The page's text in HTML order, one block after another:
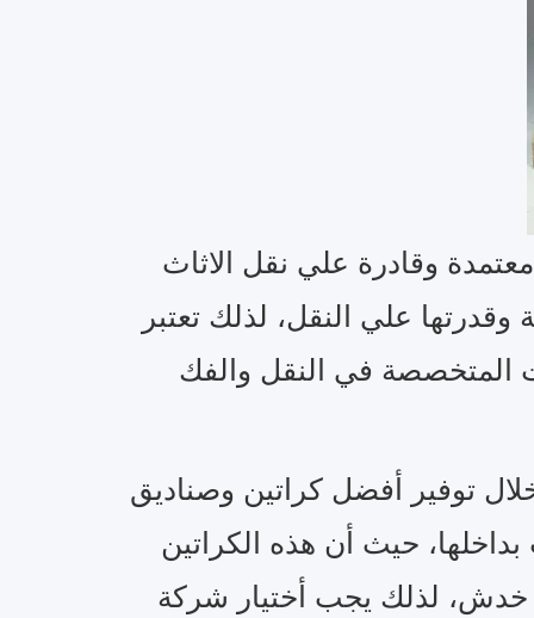
وقادرة علي نقل الاثاث
علي النقل، لذلك تعتبر
في النقل والفك
توفير أفضل كراتين وصناديق
حيث أن هذه الكراتين
خدش، لذلك يجب أختيار شركة